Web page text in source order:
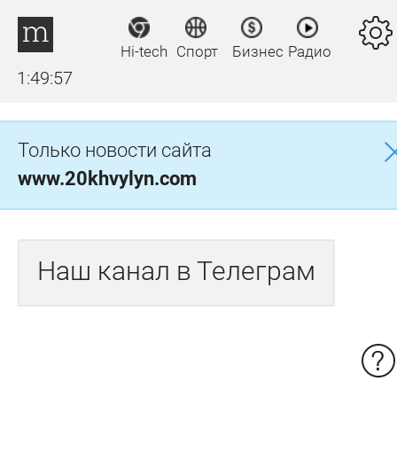
1:49:57
Hi-tech Спорт Бизнес Радио
Только новости сайта
www.20khvylyn.com
Наш канал в Телеграм